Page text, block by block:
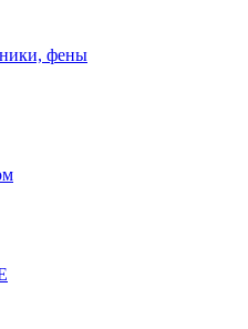
фены